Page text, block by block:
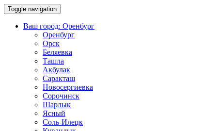
Toggle navigation
Ваш город: Оренбург
Оренбург
Орск
Беляевка
Ташла
Акбулак
Саракташ
Новосергиевка
Сорочинск
Шарлык
Ясный
Соль-Илецк